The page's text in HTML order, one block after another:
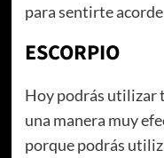
para sentirte
ESCORPIO
Hoy podrás utilizar
una manera muy
porque podrás